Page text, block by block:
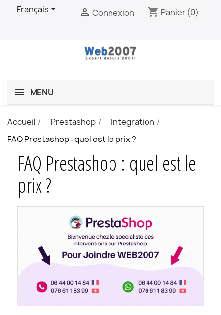
Français  Connexion shopping_cart Panier (0)
MENU
Accueil Prestashop
Integration
FAQ Prestashop : quel est le prix ?
FAQ Prestashop : quel est le
prix ?